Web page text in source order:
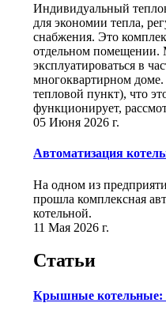
Индивидуальный
для экономии тепла,
снабжения. Это
отдельном помещении.
эксплуатироваться в
многоквартирном
тепловой пункт), что
функционирует,
05 Июня 2026 г.
Автоматизация
На одном из
прошла комплексная
котельной.
11 Мая 2026 г.
Статьи
Крышные